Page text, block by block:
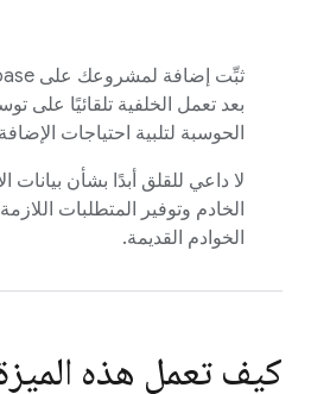
بعد تعمل الخلفية تلقائيًا على
الحوسبة لتلبية احتياجات الإضافة
لا داعي للقلق أبدًا بشأن بيانات
الخادم وتوفير المتطلبات
الخوادم القديمة.
كيف تعمل هذه